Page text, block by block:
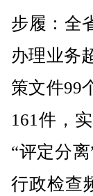
步履：全
办理业务
策文件99
161件，
“评定分
行政检查